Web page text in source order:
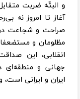
و البتّه ضربت
آغاز تا امروز نه
صراحت و شجاعت در
مظلومان و
انقلابی، این
جهانی و منطقه‌ای
ایران و ایرانی است،